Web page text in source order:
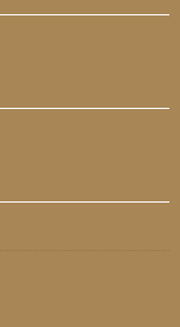
させていただき